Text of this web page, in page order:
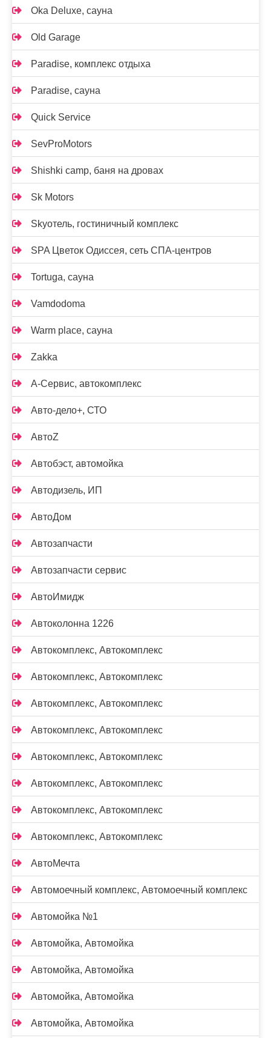
Oka Deluxe, сауна
Old Garage
Paradise, комплекс отдыха
Paradise, сауна
Quick Service
SevProMotors
Shishki camp, баня на дровах
Sk Motors
Skyотель, гостиничный комплекс
SPA Цветок Одиссея, сеть СПА-центров
Tortuga, сауна
Vamdodoma
Warm place, сауна
Zakka
А-Сервис, автокомплекс
Авто-дело+, СТО
АвтоZ
Автобэст, автомойка
Автодизель, ИП
АвтоДом
Автозапчасти
Автозапчасти сервис
АвтоИмидж
Автоколонна 1226
Автокомплекс, Автокомплекс
Автокомплекс, Автокомплекс
Автокомплекс, Автокомплекс
Автокомплекс, Автокомплекс
Автокомплекс, Автокомплекс
Автокомплекс, Автокомплекс
Автокомплекс, Автокомплекс
Автокомплекс, Автокомплекс
АвтоМечта
Автомоечный комплекс, Автомоечный комплекс
Автомойка №1
Автомойка, Автомойка
Автомойка, Автомойка
Автомойка, Автомойка
Автомойка, Автомойка